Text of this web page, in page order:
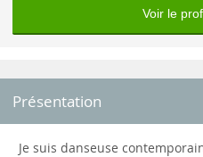
Voir le
Présentation
Je suis danseuse